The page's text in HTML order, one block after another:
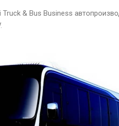
& Bus Business